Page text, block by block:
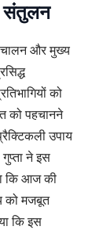
संतुलन
और मुख्य
को
को पहचानने
उपाय
ने इस
कि आज की
को मजबूत
कि इस